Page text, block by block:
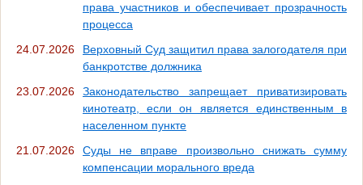
права участников и обеспечивает прозрачность
процесса
24.07.2026
Верховный Суд защитил права залогодателя при
банкротстве должника
23.07.2026
Законодательство запрещает приватизировать
кинотеатр, если он является единственным в
населенном пункте
21.07.2026
Суды не вправе произвольно снижать сумму
компенсации морального вреда